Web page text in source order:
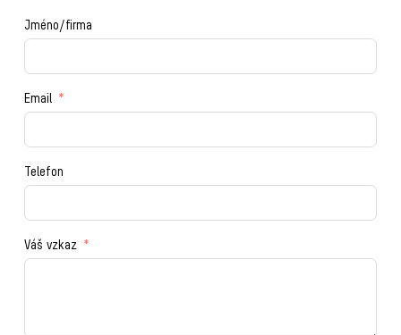
Jméno/firma
Email
Telefon
Váš vzkaz